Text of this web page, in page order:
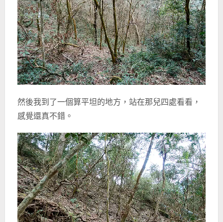
然後我到了一個算平坦的地方，站在那兒四處看看，
感覺還真不錯。